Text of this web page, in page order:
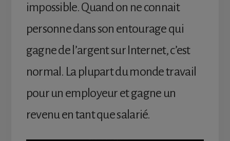
impossible. Quand on ne connait
personne dans son entourage qui
gagne de l’argent sur Internet, c’est
normal. La plupart du monde travail
pour un employeur et gagne un
revenu en tant que salarié.